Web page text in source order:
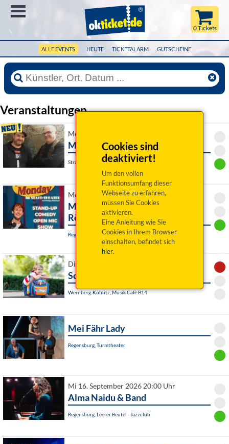
ALLE EVENTS HEUTE TICKETALARM GUTSCHEINE
0 Tickets
Cookies sind
deaktiviert!
Um den vollen
Funktionsumfang dieser
Webseite zu erfahren,
müssen Sie Cookies
aktivieren.
Eine Anleitung wie Sie
Cookies in Ihrem Browser
einschalten, befindet sich
hier.
Veranstaltungen
Mo 14. September 2026 19:30 Uhr
Montagsliedbrett
Straubing, Burgtheater
Mo 14. September 2026 20:00 Uhr
Mic-Drop-Monday - Philipp
Röslmair präsentiert:
Regensburg, Kleinkunstbühne STATT-THEATER
Di 15. September 2026 11:00 Uhr
Schlemmertage: Erster Schultag
Wernberg-Köblitz, Musik Cafè B14
Mei Fähr Lady
Regensburg, Turmtheater
Mi 16. September 2026 20:00 Uhr
Alma Naidu & Band
Regensburg, Leerer Beutel - Jazzclub